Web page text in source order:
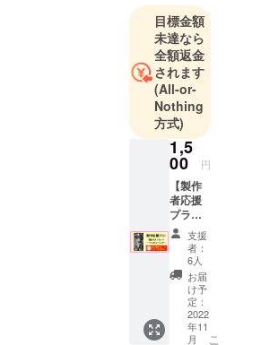
作ゲーム
「ストー
カーマン
ション」は
自主制作な
がら2度のCF
により累計
1000個以上
を売り上
げ、2020年4
月より
Glory's
Worksより本
格的な全国
流通が行わ
れている。
目標金額
未達なら
全額返金
されます
(All-or-
Nothing
方式)
1,5
00 円
【製作
者応援
プラ
ン】 注
意！！
本プラ
ンに製
品（悪
魔とロ
リー
タ）は
支援
者：
6人
お届
け予
定：
2022
年11
月
こ